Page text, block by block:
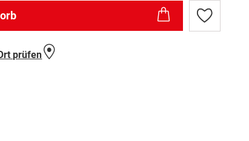
Zur
Wunschliste
prüfen